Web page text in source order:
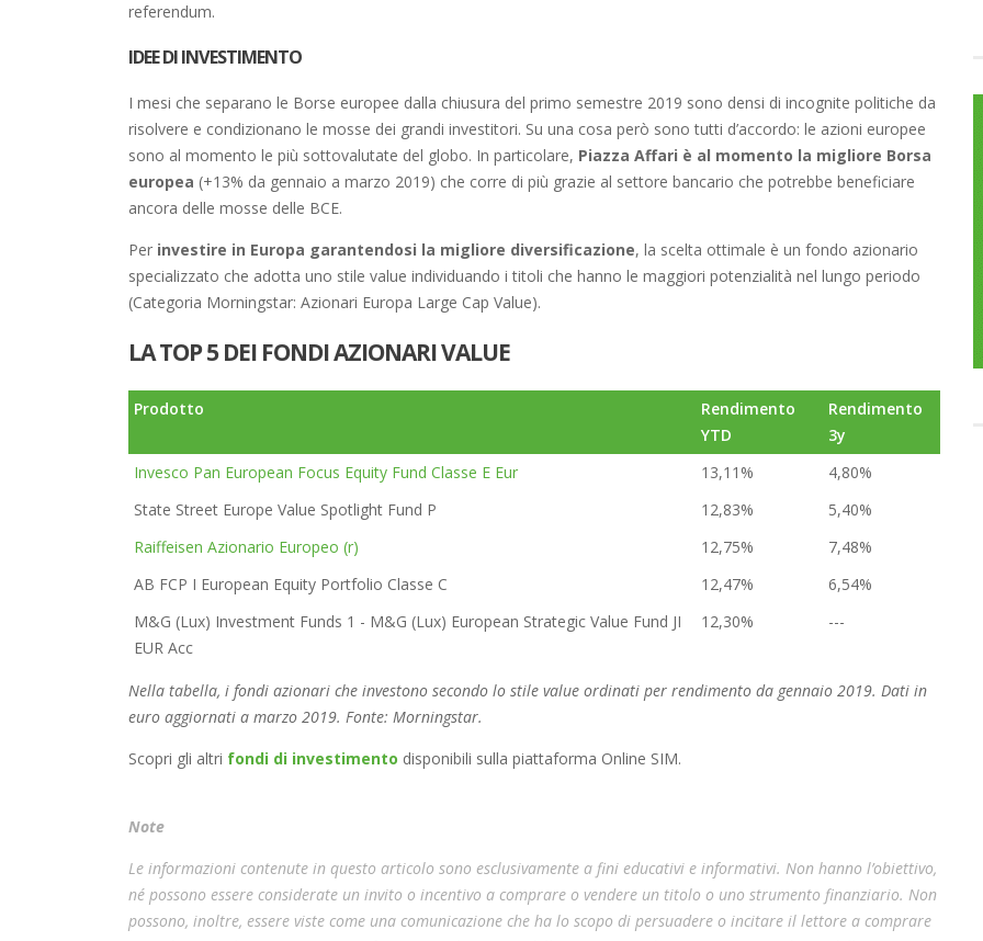
referendum.
IDEE DI INVESTIMENTO
I mesi che separano le Borse europee dalla chiusura del primo semestre 2019 sono densi di incognite politiche da
risolvere e condizionano le mosse dei grandi investitori. Su una cosa però sono tutti d’accordo: le azioni europee
sono al momento le più sottovalutate del globo. In particolare, Piazza Affari è al momento la migliore Borsa
europea (+13% da gennaio a marzo 2019) che corre di più grazie al settore bancario che potrebbe beneficiare
ancora delle mosse delle BCE.
Per investire in Europa garantendosi la migliore diversificazione, la scelta ottimale è un fondo azionario
specializzato che adotta uno stile value individuando i titoli che hanno le maggiori potenzialità nel lungo periodo
(Categoria Morningstar: Azionari Europa Large Cap Value).
LA TOP 5 DEI FONDI AZIONARI VALUE
Prodotto
Rendimento
YTD
Rendimento
3y
Invesco Pan European Focus Equity Fund Classe E Eur
13,11%
4,80%
State Street Europe Value Spotlight Fund P
12,83%
5,40%
Raiffeisen Azionario Europeo (r)
12,75%
7,48%
AB FCP I European Equity Portfolio Classe C
12,47%
6,54%
M&G (Lux) Investment Funds 1 - M&G (Lux) European Strategic Value Fund JI
EUR Acc
12,30% ---
Nella tabella, i fondi azionari che investono secondo lo stile value ordinati per rendimento da gennaio 2019. Dati in
euro aggiornati a marzo 2019. Fonte: Morningstar.
Scopri gli altri fondi di investimento disponibili sulla piattaforma Online SIM.
Note
Le informazioni contenute in questo articolo sono esclusivamente a fini educativi e informativi. Non hanno l’obiettivo,
né possono essere considerate un invito o incentivo a comprare o vendere un titolo o uno strumento finanziario. Non
possono, inoltre, essere viste come una comunicazione che ha lo scopo di persuadere o incitare il lettore a comprare